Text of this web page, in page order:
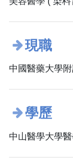
現職
中國醫藥大學
學歷
中山醫學大學